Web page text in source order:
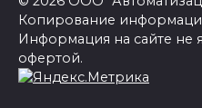
Копирование
Информация на сайте не
офертой.